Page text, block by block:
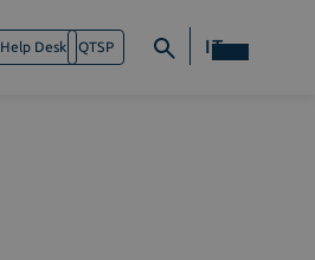
Help Desk QTSP IT